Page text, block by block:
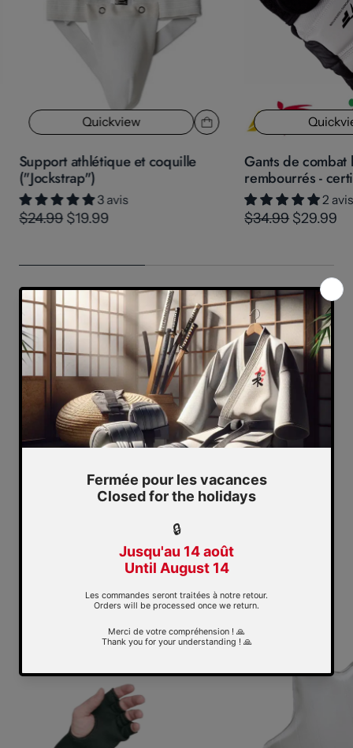
Quickview
Support athlétique et coquille
("Jockstrap")
3 avis
$24.99 $19.99
Gants de
rembourrés -
2 avis
$34.99 $29.99
KOSHIKI Collection : Koshiki